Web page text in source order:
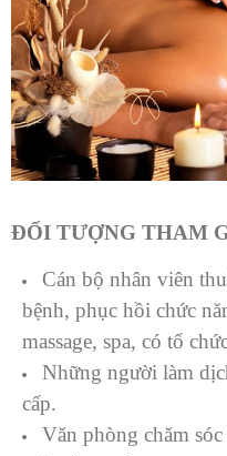
ĐỐI TƯỢNG THAM
Cán bộ nhân viên
bệnh, phục hồi chức
massage, spa, có tổ
Những người làm
cấp.
Văn phòng chăm sóc